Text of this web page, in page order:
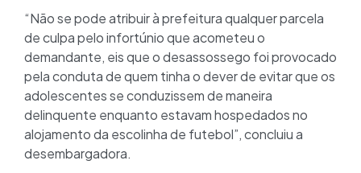
“Não se pode atribuir à prefeitura qualquer parcela
de culpa pelo infortúnio que acometeu o
demandante, eis que o desassossego foi provocado
pela conduta de quem tinha o dever de evitar que os
adolescentes se conduzissem de maneira
delinquente enquanto estavam hospedados no
alojamento da escolinha de futebol”, concluiu a
desembargadora.